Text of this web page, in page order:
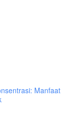
Manfaat